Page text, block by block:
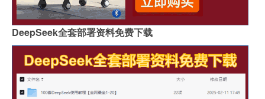
DeepSeek全套部署资料免费下载